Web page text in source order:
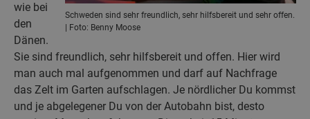
Schweden sind sehr freundlich, sehr hilfsbereit und sehr offen.
| Foto: Benny Moose
wie bei
den
Dänen.
Sie sind freundlich, sehr hilfsbereit und offen. Hier wird
man auch mal aufgenommen und darf auf Nachfrage
das Zelt im Garten aufschlagen. Je nördlicher Du kommst
und je abgelegener Du von der Autobahn bist, desto